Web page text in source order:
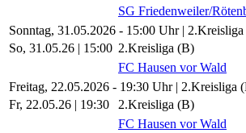
SG Friedenweiler/​
Sonntag, 31.05.2026 - 15:00 Uhr |
So, 31.05.26 | 15:00 2.Kreisliga (B)
FC Hausen vor Wald
Freitag, 22.05.2026 - 19:30 Uhr | 2.Kreisliga
Fr, 22.05.26 | 19:30 2.Kreisliga (B)
FC Hausen vor Wald